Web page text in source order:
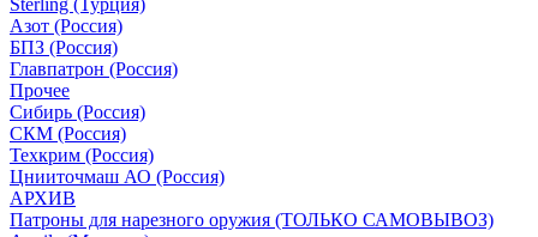
Sterling (Турция)
Азот (Россия)
БПЗ (Россия)
Главпатрон (Россия)
Прочее
Сибирь (Россия)
СКМ (Россия)
Техкрим (Россия)
Цнииточмаш АО (Россия)
АРХИВ
Патроны для нарезного оружия (ТОЛЬКО САМОВЫВОЗ)